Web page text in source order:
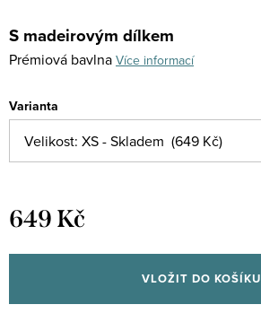
S madeirovým dílkem
Prémiová bavlna Více informací
Varianta
649 Kč
cena:
VLOŽIT DO KOŠÍKU